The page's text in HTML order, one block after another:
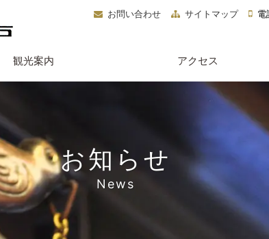
観光案内 アクセス
お問い合わせ サイトマップ 電
お知らせ
News